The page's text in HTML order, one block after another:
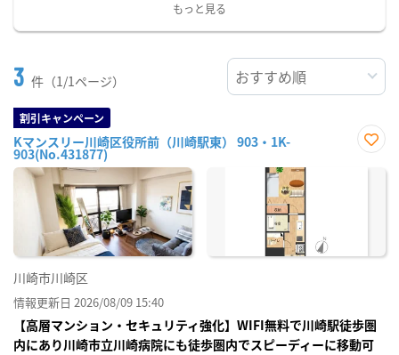
もっと見る
3 件（1/1ページ）
割引キャンペーン
Kマンスリー川崎区役所前（川崎駅東） 903・1K-
903(No.431877)
に入
川崎市川崎区
情報更新日 2026/08/09 15:40
【高層マンション・セキュリティ強化】WIFI無料で川崎駅徒歩圏
内にあり川崎市立川崎病院にも徒歩圏内でスピーディーに移動可